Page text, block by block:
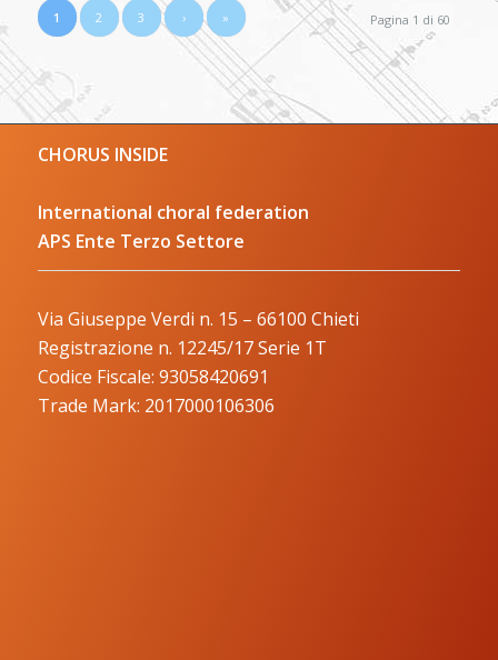
Pagina 1 di 60
1 2 3 › »
CHORUS INSIDE
International choral federation
APS Ente Terzo Settore
Via Giuseppe Verdi n. 15 – 66100 Chieti
Registrazione n. 12245/17 Serie 1T
Codice Fiscale: 93058420691
Trade Mark: 2017000106306